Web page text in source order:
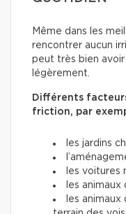
Même dans les
rencontrer aucun
peut très bien
légèrement.
Différents
friction, par
les jardins
les voitures
les animaux
les